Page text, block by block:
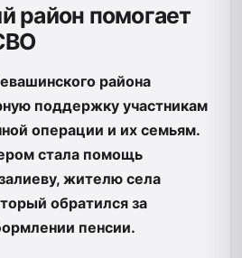
район помогает
района
поддержку участникам
операции и их семьям.
стала помощь
жителю села
обратился за
пенсии.